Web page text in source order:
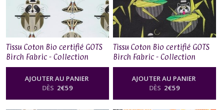
Tissu Coton Bio certifié GOTS
Birch Fabric - Collection
Charley Harper Cats&Raccs,
RACCROBAT
AJOUTER AU PANIER
DÈS 2€59
Tissu Coton Bio certifié GOTS
Birch Fabric - Collection
Charley Harper Cats&Raccs,
CORNPRONE
AJOUTER AU PANIER
DÈS 2€59